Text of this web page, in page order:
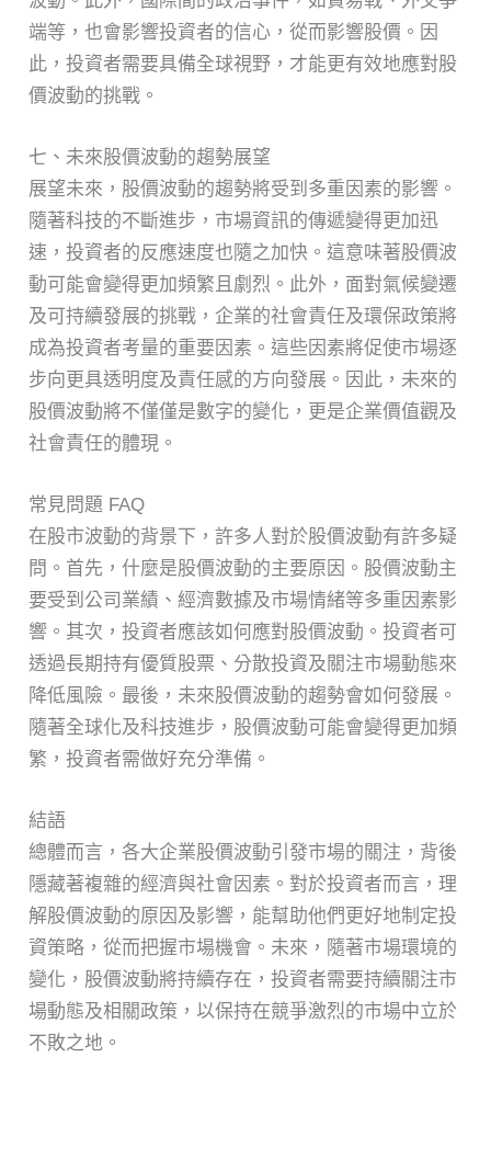
端等，也會影響投資者的信心，從而影響股價。因
此，投資者需要具備全球視野，才能更有效地應對股
價波動的挑戰。
七、未來股價波動的趨勢展望
展望未來，股價波動的趨勢將受到多重因素的影響。
隨著科技的不斷進步，市場資訊的傳遞變得更加迅
速，投資者的反應速度也隨之加快。這意味著股價波
動可能會變得更加頻繁且劇烈。此外，面對氣候變遷
及可持續發展的挑戰，企業的社會責任及環保政策將
成為投資者考量的重要因素。這些因素將促使市場逐
步向更具透明度及責任感的方向發展。因此，未來的
股價波動將不僅僅是數字的變化，更是企業價值觀及
社會責任的體現。
常見問題 FAQ
在股市波動的背景下，許多人對於股價波動有許多疑
問。首先，什麼是股價波動的主要原因。股價波動主
要受到公司業績、經濟數據及市場情緒等多重因素影
響。其次，投資者應該如何應對股價波動。投資者可
透過長期持有優質股票、分散投資及關注市場動態來
降低風險。最後，未來股價波動的趨勢會如何發展。
隨著全球化及科技進步，股價波動可能會變得更加頻
繁，投資者需做好充分準備。
結語
總體而言，各大企業股價波動引發市場的關注，背後
隱藏著複雜的經濟與社會因素。對於投資者而言，理
解股價波動的原因及影響，能幫助他們更好地制定投
資策略，從而把握市場機會。未來，隨著市場環境的
變化，股價波動將持續存在，投資者需要持續關注市
場動態及相關政策，以保持在競爭激烈的市場中立於
不敗之地。